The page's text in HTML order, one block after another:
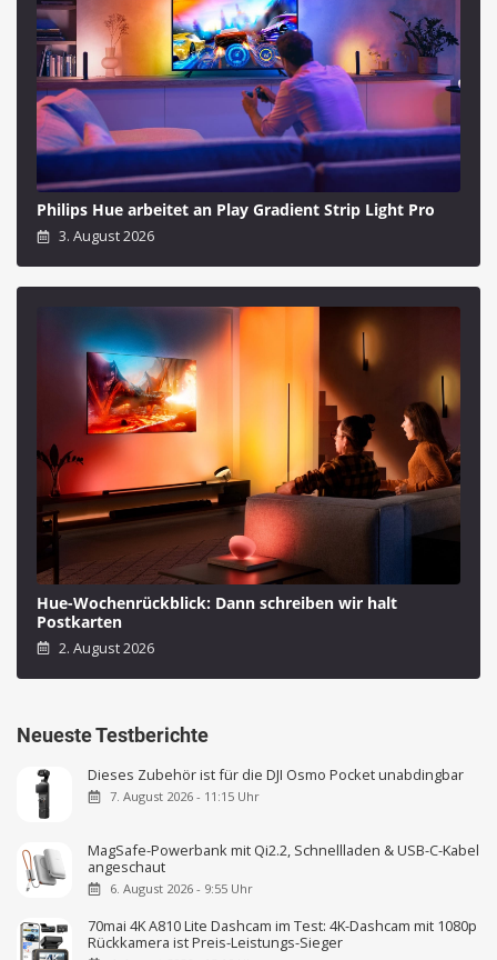
Philips Hue arbeitet an Play Gradient Strip Light Pro
3. August 2026
Hue-Wochenrückblick: Dann schreiben wir halt
Postkarten
2. August 2026
Neueste Testberichte
Dieses Zubehör ist für die DJI Osmo Pocket unabdingbar
7. August 2026 - 11:15 Uhr
MagSafe-Powerbank mit Qi2.2, Schnellladen & USB-C-Kabel
angeschaut
6. August 2026 - 9:55 Uhr
70mai 4K A810 Lite Dashcam im Test: 4K-Dashcam mit 1080p
Rückkamera ist Preis-Leistungs-Sieger